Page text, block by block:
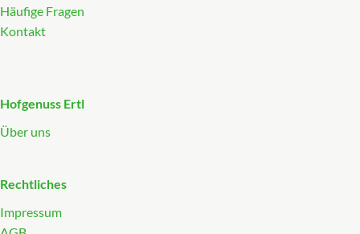
Häufige Fragen
Kontakt
Hofgenuss Ertl
Über uns
Rechtliches
Impressum